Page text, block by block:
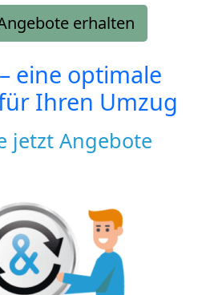
erhalten
eine optimale
Ihren Umzug
jetzt Angebote